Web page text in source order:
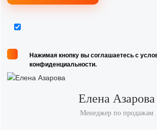
Нажимая кнопку вы соглашаетесь с
конфиденциальности.
Елена Азарова
Менеджер по продажам